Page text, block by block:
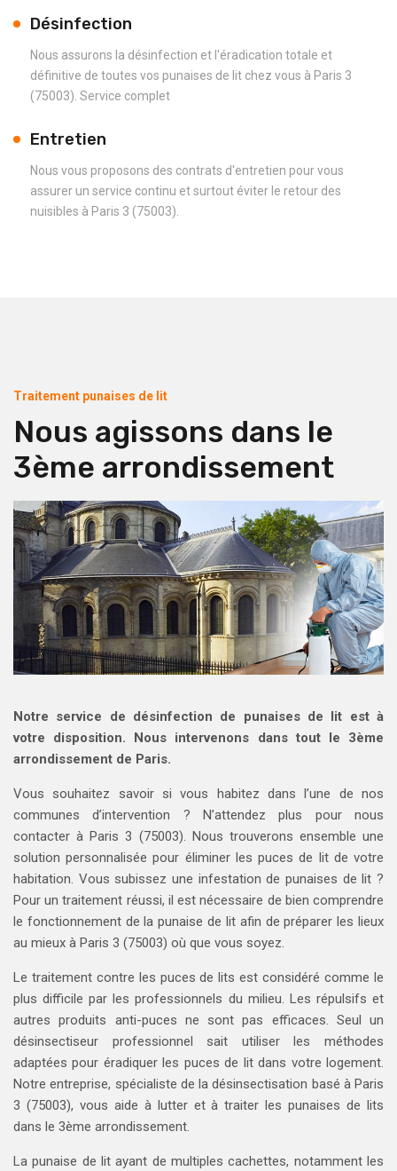
Désinfection
Nous assurons la désinfection et l'éradication totale et
définitive de toutes vos punaises de lit chez vous à Paris 3
(75003). Service complet
Entretien
Nous vous proposons des contrats d'entretien pour vous
assurer un service continu et surtout éviter le retour des
nuisibles à Paris 3 (75003).
Traitement punaises de lit
Nous agissons dans le
3ème arrondissement
Notre service de désinfection de punaises de lit est à
votre disposition. Nous intervenons dans tout le 3ème
arrondissement de Paris.
Vous souhaitez savoir si vous habitez dans l’une de nos
communes d’intervention ? N’attendez plus pour nous
contacter à Paris 3 (75003). Nous trouverons ensemble une
solution personnalisée pour éliminer les puces de lit de votre
habitation. Vous subissez une infestation de punaises de lit ?
Pour un traitement réussi, il est nécessaire de bien comprendre
le fonctionnement de la punaise de lit afin de préparer les lieux
au mieux à Paris 3 (75003) où que vous soyez.
Le traitement contre les puces de lits est considéré comme le
plus difficile par les professionnels du milieu. Les répulsifs et
autres produits anti-puces ne sont pas efficaces. Seul un
désinsectiseur professionnel sait utiliser les méthodes
adaptées pour éradiquer les puces de lit dans votre logement.
Notre entreprise, spécialiste de la désinsectisation basé à Paris
3 (75003), vous aide à lutter et à traiter les punaises de lits
dans le 3ème arrondissement.
La punaise de lit ayant de multiples cachettes, notamment les